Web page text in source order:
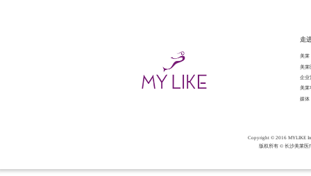
走
美莱
美莱
企业
美莱
媒体
Copyright © 2016 MYLIKE
版权所有 © 长沙美莱